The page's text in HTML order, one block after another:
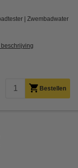
Zwembadwater
Bestellen